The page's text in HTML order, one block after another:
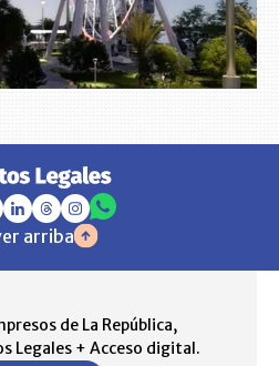
arriba
de La República,
Legales + Acceso digital.